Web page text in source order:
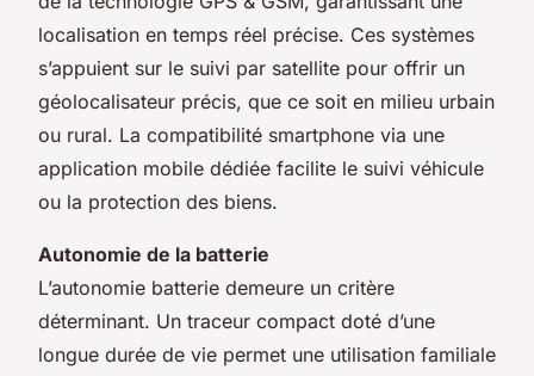
localisation en temps réel précise. Ces systèmes
s’appuient sur le suivi par satellite pour offrir un
géolocalisateur précis, que ce soit en milieu urbain
ou rural. La compatibilité smartphone via une
application mobile dédiée facilite le suivi véhicule
ou la protection des biens.
Autonomie de la batterie
L’autonomie batterie demeure un critère
déterminant. Un traceur compact doté d’une
longue durée de vie permet une utilisation familiale